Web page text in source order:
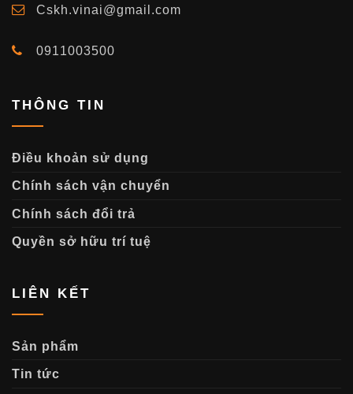
Cskh.vinai@gmail.com
0911003500
THÔNG TIN
Điều khoản sử dụng
Chính sách vận chuyển
Chính sách đổi trả
Quyền sở hữu trí tuệ
LIÊN KẾT
Sản phẩm
Tin tức